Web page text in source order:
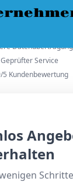
Datenübertragung
Geprüfter Service
5 Kundenbewertung